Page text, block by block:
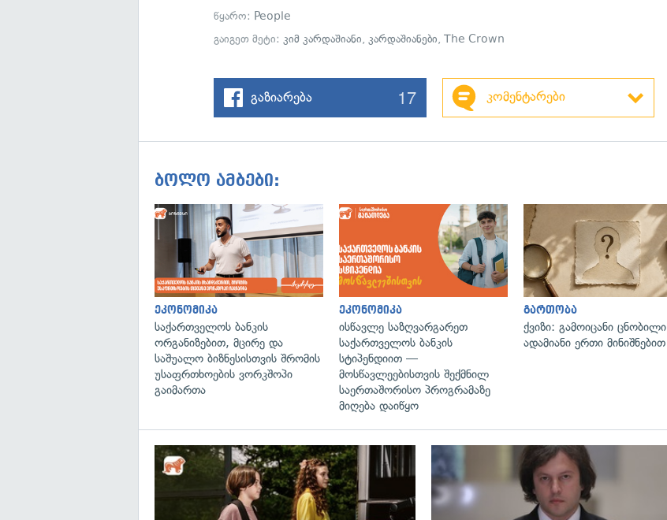
წყარო: People
გაიგეთ მეტი:კიმ კარდაშიანი,კარდაშიანები,The Crown
გაზიარება 17 კომენტარები
ბოლო ამბები:
ეკონომიკა
საქართველოს ბანკის
ორგანიზებით, მცირე და
საშუალო ბიზნესისთვის შრომის
უსაფრთხოების ვორკშოპი
გაიმართა
ეკონომიკა
ისწავლე საზღვარგარეთ
საქართველოს ბანკის
სტიპენდიით —
მოსწავლეებისთვის შექმნილ
საერთაშორისო პროგრამაზე
მიღება დაიწყო
გართობა
ქვიზი: გამოიცანი ცნობილი
ადამიანი ერთი მინიშნებით